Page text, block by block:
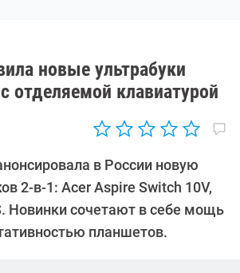
новые ультрабуки
отделяемой клавиатурой
в России новую
2-в-1: Acer Aspire Switch 10V,
Новинки сочетают в себе мощь
планшетов.